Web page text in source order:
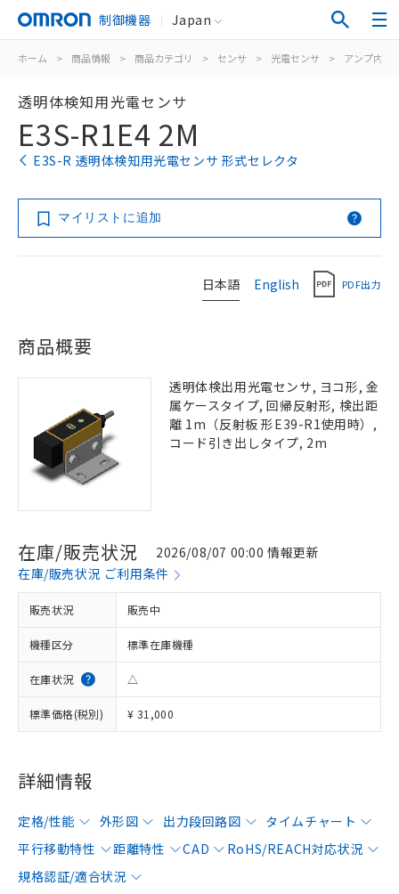
制御機器 Japan
ホーム > 商品情報 > 商品カテゴリ > センサ > 光電センサ > アンプ内蔵
透明体検知用光電センサ
E3S-R1E4 2M
E3S-R 透明体検知用光電センサ 形式セレクタ
マイリストに追加
日本語 English PDF出力
商品概要
透明体検出用光電センサ, ヨコ形, 金
属ケースタイプ, 回帰反射形, 検出距
離 1m（反射板 形E39-R1使用時）,
コード引き出しタイプ, 2m
在庫/販売状況
2026/08/07 00:00 情報更新
在庫/販売状況 ご利用条件
販売状況 販売中
機種区分 標準在庫機種
在庫状況 △
標準価格(税別) ¥ 31,000
詳細情報
定格/性能 外形図 出力段回路図
タイムチャート
平行移動特性
距離特性 CAD
RoHS/REACH対応状況
規格認証/適合状況